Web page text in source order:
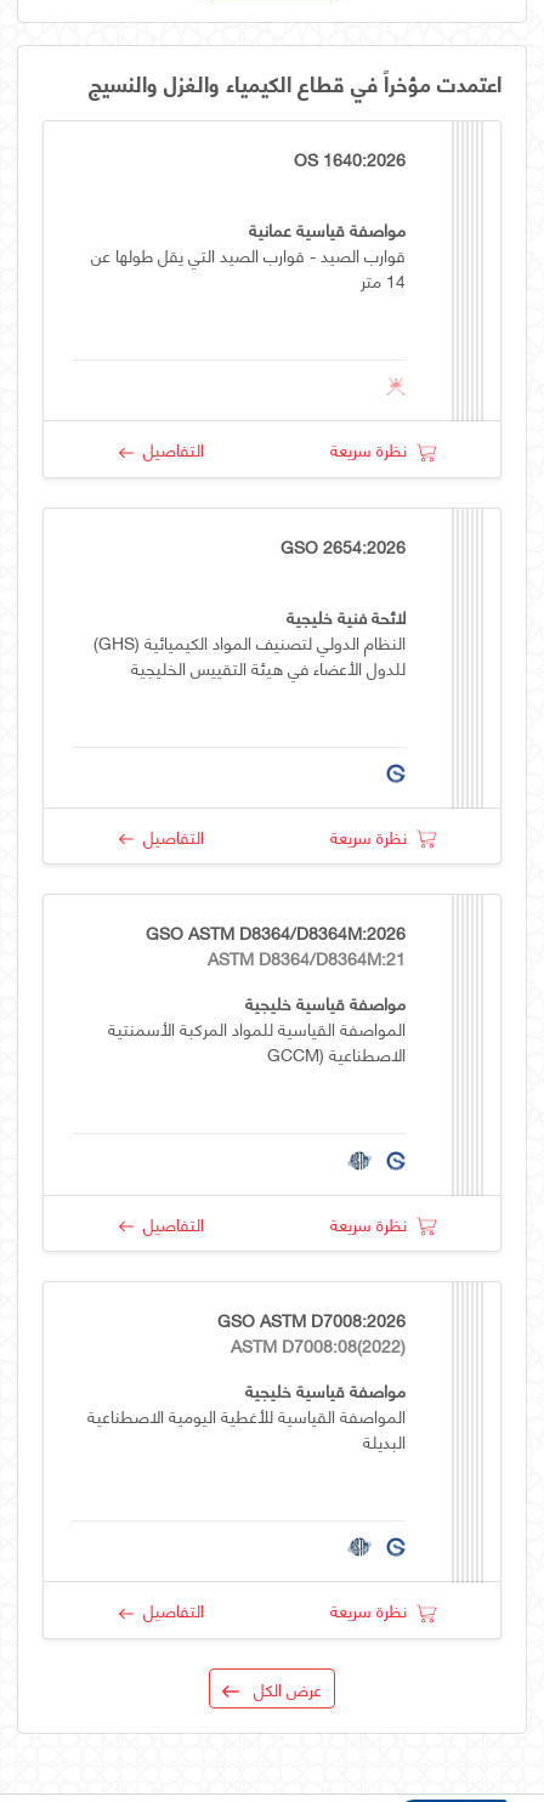
اعتمدت مؤخراً في قطاع الكيمياء والغزل والنسيج
OS 1640:2026
مواصفة قياسية عمانية
قوارب الصيد - قوارب الصيد التي يقل طولها عن
14 متر
نظرة سريعة التفاصيل
GSO 2654:2026
لائحة فنية خليجية
النظام الدولي لتصنيف المواد الكيميائية (GHS)
للدول الأعضاء في هيئة التقييس الخليجية
نظرة سريعة التفاصيل
GSO ASTM D8364/D8364M:2026
ASTM D8364/D8364M:21
مواصفة قياسية خليجية
المواصفة القياسية للمواد المركبة الأسمنتية
الاصطناعية (GCCM
نظرة سريعة التفاصيل
GSO ASTM D7008:2026
ASTM D7008:08(2022)
مواصفة قياسية خليجية
المواصفة القياسية للأغطية اليومية الاصطناعية
البديلة
نظرة سريعة التفاصيل
عرض الكل